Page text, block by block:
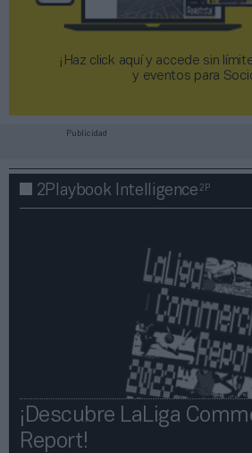
¡Haz click aquí y accede sin
y eventos para
Publicidad
2Playbook Intelligence2P
¡Descubre LaLiga
Report!​​